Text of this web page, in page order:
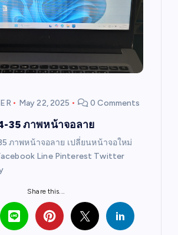
May 22, 2025 0 Comments
35 ภาพหน้าจอลาย
ภาพหน้าจอลาย เปลี่ยนหน้าจอใหม่
Line Pinterest Twitter
Share this...